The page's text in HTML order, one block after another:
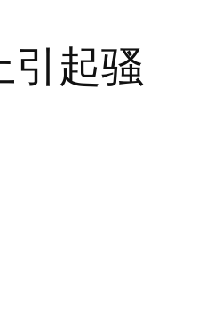
引起骚